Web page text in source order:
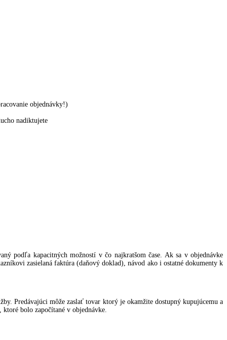
objednávky!)
nadiktujete
podľa kapacitných možností v čo najkratšom čase. Ak sa v objednávke
zasielaná faktúra (daňový doklad), návod ako i ostatné dokumenty k
Predávajúci môže zaslať tovar ktorý je okamžite dostupný kupujúcemu a
ktoré bolo započítané v objednávke.